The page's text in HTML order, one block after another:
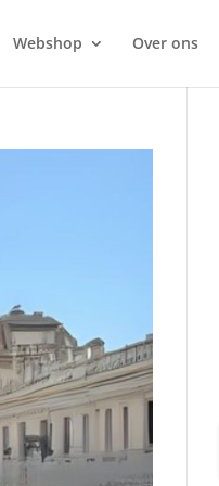
Webshop Over ons